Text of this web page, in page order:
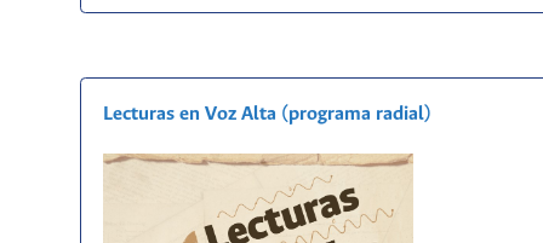
Lecturas en Voz Alta (programa radial)